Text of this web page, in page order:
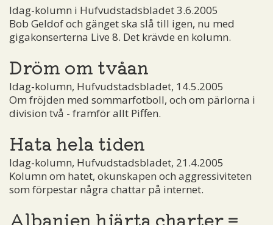
Idag-kolumn i Hufvudstadsbladet 3.6.2005
Bob Geldof och gänget ska slå till igen, nu med
gigakonserterna Live 8. Det krävde en kolumn.
Dröm om tvåan
Idag-kolumn, Hufvudstadsbladet, 14.5.2005
Om fröjden med sommarfotboll, och om pärlorna i
division två - framför allt Piffen.
Hata hela tiden
Idag-kolumn, Hufvudstadsbladet, 21.4.2005
Kolumn om hatet, okunskapen och aggressiviteten
som förpestar några chattar på internet.
Albanien hjärta charter =